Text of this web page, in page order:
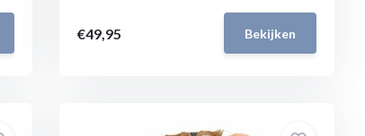
€49,95 Bekijken